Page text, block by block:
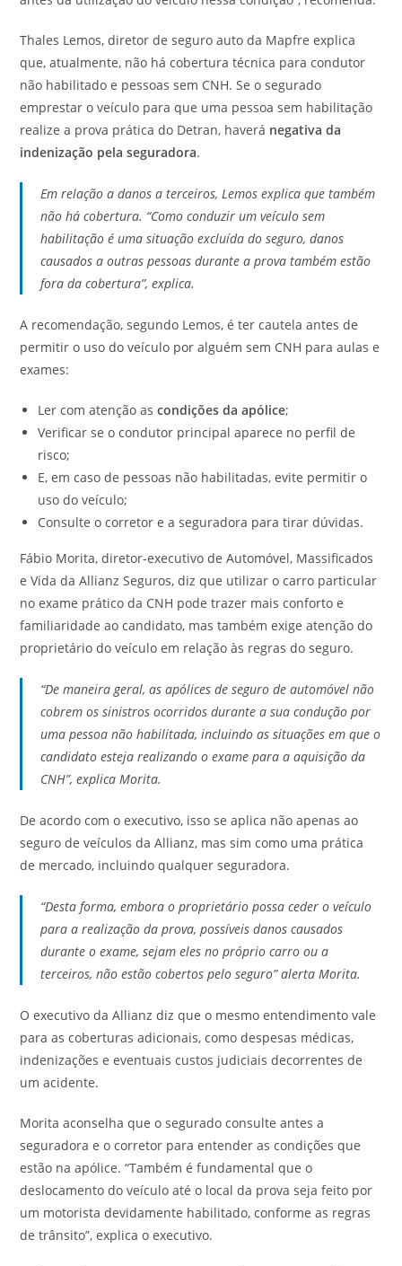
Thales Lemos, diretor de seguro auto da Mapfre explica
que, atualmente, não há cobertura técnica para condutor
não habilitado e pessoas sem CNH. Se o segurado
emprestar o veículo para que uma pessoa sem habilitação
realize a prova prática do Detran, haverá negativa da
indenização pela seguradora.
Em relação a danos a terceiros, Lemos explica que também
não há cobertura. “Como conduzir um veículo sem
habilitação é uma situação excluída do seguro, danos
causados a outras pessoas durante a prova também estão
fora da cobertura”, explica.
A recomendação, segundo Lemos, é ter cautela antes de
permitir o uso do veículo por alguém sem CNH para aulas e
exames:
Ler com atenção ascondições da apólice;
Verificar se o condutor principal aparece no perfil de
risco;
E, em caso de pessoas não habilitadas, evite permitir o
uso do veículo;
Consulte o corretor e a seguradora para tirar dúvidas.
Fábio Morita, diretor-executivo de Automóvel, Massificados
e Vida da Allianz Seguros, diz que utilizar o carro particular
no exame prático da CNH pode trazer mais conforto e
familiaridade ao candidato, mas também exige atenção do
proprietário do veículo em relação às regras do seguro.
“De maneira geral, as apólices de seguro de automóvel não
cobrem os sinistros ocorridos durante a sua condução por
uma pessoa não habilitada, incluindo as situações em que o
candidato esteja realizando o exame para a aquisição da
CNH”, explica Morita.
De acordo com o executivo, isso se aplica não apenas ao
seguro de veículos da Allianz, mas sim como uma prática
de mercado, incluindo qualquer seguradora.
“Desta forma, embora o proprietário possa ceder o veículo
para a realização da prova, possíveis danos causados
durante o exame, sejam eles no próprio carro ou a
terceiros, não estão cobertos pelo seguro” alerta Morita.
O executivo da Allianz diz que o mesmo entendimento vale
para as coberturas adicionais, como despesas médicas,
indenizações e eventuais custos judiciais decorrentes de
um acidente.
Morita aconselha que o segurado consulte antes a
seguradora e o corretor para entender as condições que
estão na apólice. “Também é fundamental que o
deslocamento do veículo até o local da prova seja feito por
um motorista devidamente habilitado, conforme as regras
de trânsito”, explica o executivo.